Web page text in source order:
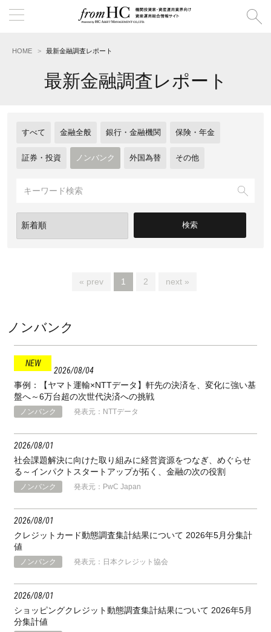
HOME 最新金融調査レポート
最新金融調査レポート
すべて 金融全般 銀行・金融機関 保険・年金
証券・投資 ノンバンク 外国為替 その他
« prev 1 2 next »
ノンバンク
2026 08 04
事例：【ヤマト運輸×NTTデータ】軒先の決済を、変化に強い基
盤へ～6万台超の次世代決済への挑戦
ノンバンク 発表元：NTTデータ
2026 08 01
社会課題解決に向けた取り組みに経営資源をつなぎ、めぐらせ
る～インパクトスタートアップが拓く、金融の次の役割
ノンバンク 発表元：PwC Japan
2026 08 01
クレジットカード動態調査集計結果について 2026年5月分集計
値
ノンバンク 発表元：日本クレジット協会
2026 08 01
ショッピングクレジット動態調査集計結果について 2026年5月
分集計値